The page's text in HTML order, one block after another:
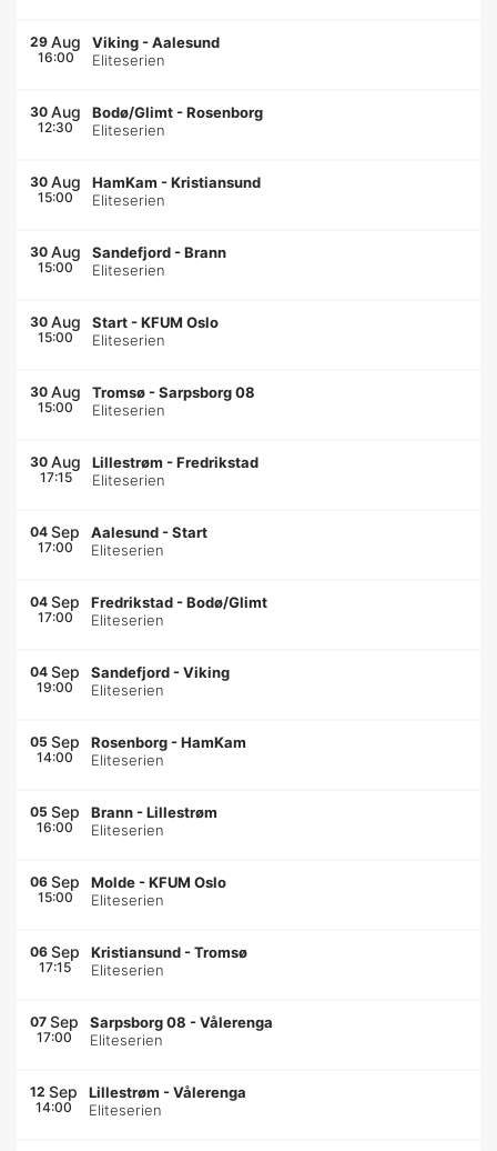
29 Aug
16:00
Viking -Aalesund
Eliteserien
30 Aug
12:30
Bodø/Glimt -Rosenborg
Eliteserien
30 Aug
15:00
HamKam -Kristiansund
Eliteserien
30 Aug
15:00
Sandefjord -Brann
Eliteserien
30 Aug
15:00
Start -KFUM Oslo
Eliteserien
30 Aug
15:00
Tromsø -Sarpsborg 08
Eliteserien
30 Aug
17:15
Lillestrøm -Fredrikstad
Eliteserien
04 Sep
17:00
Aalesund -Start
Eliteserien
04 Sep
17:00
Fredrikstad -Bodø/Glimt
Eliteserien
04 Sep
19:00
Sandefjord -Viking
Eliteserien
05 Sep
14:00
Rosenborg -HamKam
Eliteserien
05 Sep
16:00
Brann -Lillestrøm
Eliteserien
06 Sep
15:00
Molde -KFUM Oslo
Eliteserien
06 Sep
17:15
Kristiansund -Tromsø
Eliteserien
07 Sep
17:00
Sarpsborg 08 -Vålerenga
Eliteserien
12 Sep
14:00
Lillestrøm -Vålerenga
Eliteserien